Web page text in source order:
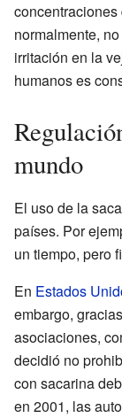
normalmente,
irritación en la
humanos es
mundo
El uso de la
países. Por
un tiempo, pero
En Estados
embargo,
asociaciones,
decidió no
con sacarina
en 2001, las